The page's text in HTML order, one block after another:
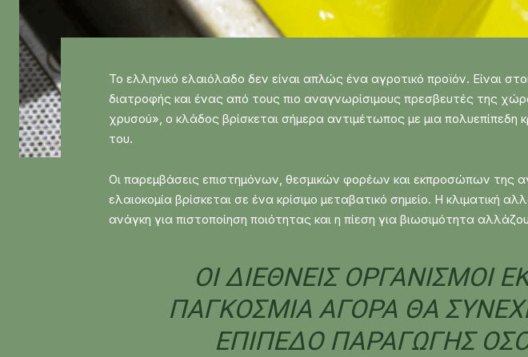
Το ελληνικό ελαιόλαδο δεν είναι απλώς ένα αγροτικό προϊόν. Είναι
διατροφής και ένας από τους πιο αναγνωρίσιμους πρεσβευτές της
χρυσού», ο κλάδος βρίσκεται σήμερα αντιμέτωπος με μια πολυεπίπεδη
του.
Οι παρεμβάσεις επιστημόνων, θεσμικών φορέων και εκπροσώπων της
ελαιοκομία βρίσκεται σε ένα κρίσιμο μεταβατικό σημείο. Η
ανάγκη για πιστοποίηση ποιότητας και η πίεση για βιωσιμότητα
ΟΙ ΔΙΕΘΝΕΊΣ ΟΡΓΑΝΙΣΜΟΊ
ΠΑΓΚΌΣΜΙΑ ΑΓΟΡΆ ΘΑ
ΕΠΊΠΕΔΟ ΠΑΡΑΓΩΓΉΣ